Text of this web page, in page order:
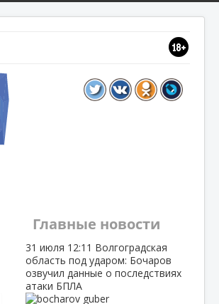
Главные новости
31 июля 12:11 Волгоградская
область под ударом: Бочаров
озвучил данные о последствиях
атаки БПЛА